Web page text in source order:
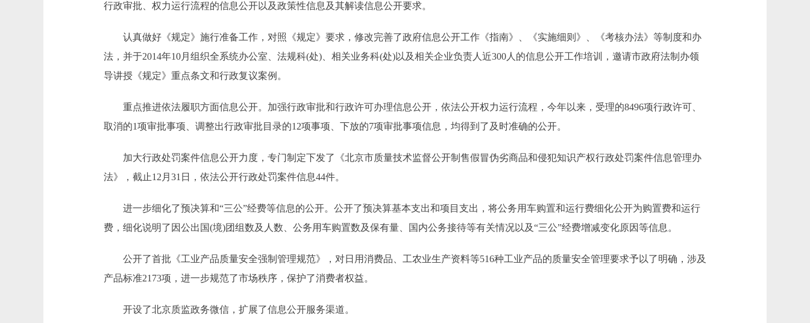
行政审批、权力运行流程的信息公开以及政策性信息及其解读信息公开要求。
认真做好《规定》施行准备工作，对照《规定》要求，修改完善了政府信息公开工作《指南》、《实施细则》、《考核办法》等制度和办
法，并于2014年10月组织全系统办公室、法规科(处)、相关业务科(处)以及相关企业负责人近300人的信息公开工作培训，邀请市政府法制办领
导讲授《规定》重点条文和行政复议案例。
重点推进依法履职方面信息公开。加强行政审批和行政许可办理信息公开，依法公开权力运行流程，今年以来，受理的8496项行政许可、
取消的1项审批事项、调整出行政审批目录的12项事项、下放的7项审批事项信息，均得到了及时准确的公开。
加大行政处罚案件信息公开力度，专门制定下发了《北京市质量技术监督公开制售假冒伪劣商品和侵犯知识产权行政处罚案件信息管理办
法》，截止12月31日，依法公开行政处罚案件信息44件。
进一步细化了预决算和“三公”经费等信息的公开。公开了预决算基本支出和项目支出，将公务用车购置和运行费细化公开为购置费和运行
费，细化说明了因公出国(境)团组数及人数、公务用车购置数及保有量、国内公务接待等有关情况以及“三公”经费增减变化原因等信息。
公开了首批《工业产品质量安全强制管理规范》，对日用消费品、工农业生产资料等516种工业产品的质量安全管理要求予以了明确，涉及
产品标准2173项，进一步规范了市场秩序，保护了消费者权益。
开设了北京质监政务微信，扩展了信息公开服务渠道。